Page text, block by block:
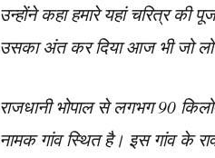
उन्होंने कहा हमारे यहां चरित्र की
उसका अंत कर दिया आज भी जो
राजधानी भोपाल से लगभग 90
नामक गांव स्थित है। इस गांव के